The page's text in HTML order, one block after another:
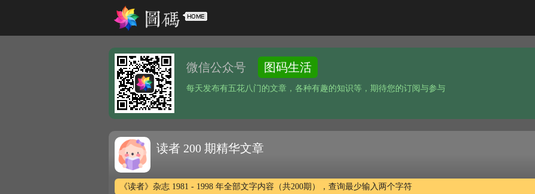
微信公众号 图码生活
每天发布有五花八门的文章，各种有趣的知识等，期待您的订阅与参与
读者 200 期精华文章
《读者》杂志 1981 - 1998 年全部文字内容（共200期），查询最少输入两个字符